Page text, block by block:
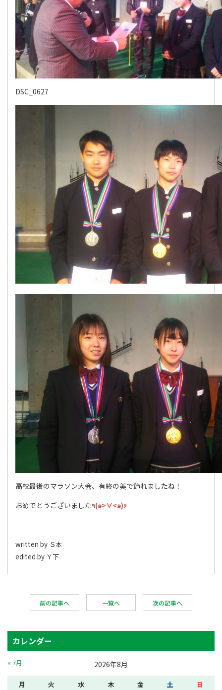
DSC_0627
高校最後のマラソン大会、有終の美で飾れましたね！
おめでとうございました ٩(๑>∀<๑)۶
written by Ｓ本
edited by Ｙ下
前の記事へ 一覧へ 次の記事へ
カレンダー
2026年8月
月 火 水 木 金 土 日
« 7月